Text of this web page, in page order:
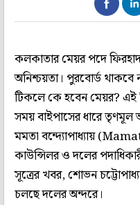
কলকাতার মেয়র পদে
অনিশ্চয়তা। পুরবোর্ড
টিকলে কে হবেন মেয়র? এই
সময় বাইপাসের ধারে
মমতা বন্দ্যোপাধ্যায়
কাউন্সিলর ও দলের
সূত্রের খবর, শোভন
চলছে দলের অন্দরে।